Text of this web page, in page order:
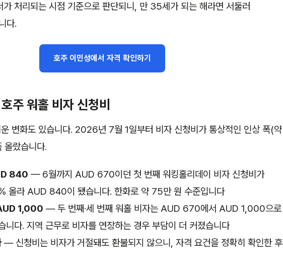
가 처리되는 시점 기준으로 판단되니, 만 35세가 되는 해라면 서둘러
다.
호주 이민성에서 자격 확인하기
주 워홀 비자 신청비
변화도 있습니다. 2026년 7월 1일부터 비자 신청비가 통상적인 인상 폭(약
랐습니다.
840 — 6월까지 AUD 670이던 첫 번째 워킹홀리데이 비자 신청비가
올라 AUD 840이 됐습니다. 한화로 약 75만 원 수준입니다
1,000 — 두 번째·세 번째 워홀 비자는 AUD 670에서 AUD 1,000으로
니다. 지역 근무로 비자를 연장하는 경우 부담이 더 커졌습니다
— 신청비는 비자가 거절돼도 환불되지 않으니, 자격 요건을 정확히 확인한 후